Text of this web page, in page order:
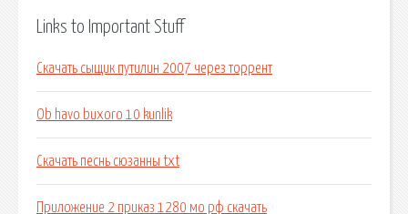
Links to Important Stuff
Скачать сыщик путилин 2007 через торрент
Ob havo buxoro 10 kunlik
Скачать песнь сюзанны txt
Приложение 2 приказ 1280 мо рф скачать